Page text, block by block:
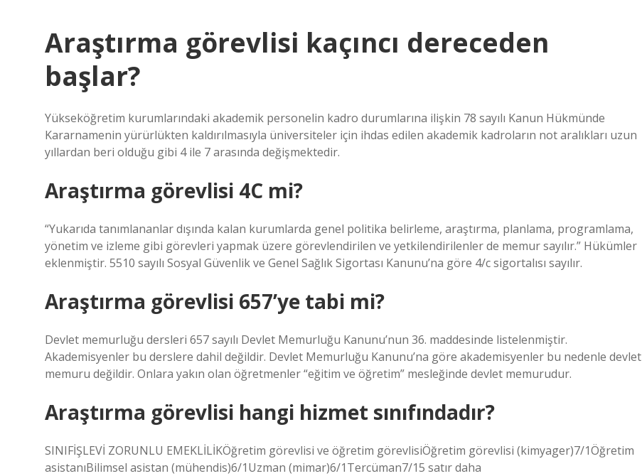
Araştırma görevlisi kaçıncı dereceden
başlar?
Yükseköğretim kurumlarındaki akademik personelin kadro durumlarına ilişkin 78 sayılı Kanun Hükmünde
Kararnamenin yürürlükten kaldırılmasıyla üniversiteler için ihdas edilen akademik kadroların not aralıkları uzun
yıllardan beri olduğu gibi 4 ile 7 arasında değişmektedir.
Araştırma görevlisi 4C mi?
“Yukarıda tanımlananlar dışında kalan kurumlarda genel politika belirleme, araştırma, planlama, programlama,
yönetim ve izleme gibi görevleri yapmak üzere görevlendirilen ve yetkilendirilenler de memur sayılır.” Hükümler
eklenmiştir. 5510 sayılı Sosyal Güvenlik ve Genel Sağlık Sigortası Kanunu’na göre 4/c sigortalısı sayılır.
Araştırma görevlisi 657’ye tabi mi?
Devlet memurluğu dersleri 657 sayılı Devlet Memurluğu Kanunu’nun 36. maddesinde listelenmiştir.
Akademisyenler bu derslere dahil değildir. Devlet Memurluğu Kanunu’na göre akademisyenler bu nedenle devlet
memuru değildir. Onlara yakın olan öğretmenler “eğitim ve öğretim” mesleğinde devlet memurudur.
Araştırma görevlisi hangi hizmet sınıfındadır?
SINIFİŞLEVİ ZORUNLU EMEKLİLİKÖğretim görevlisi ve öğretim görevlisiÖğretim görevlisi (kimyager)7/1Öğretim
asistanıBilimsel asistan (mühendis)6/1Uzman (mimar)6/1Tercüman7/15 satır daha